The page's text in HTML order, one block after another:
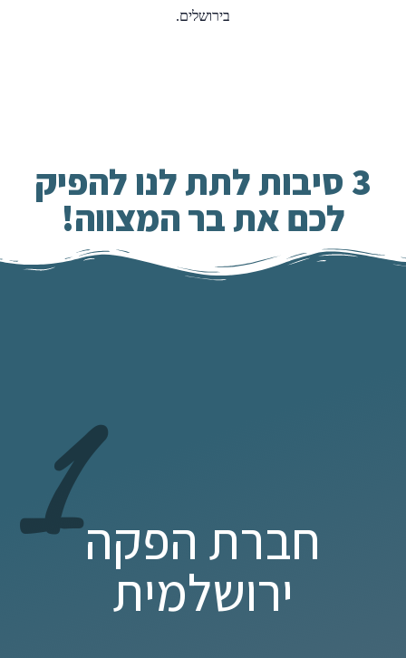
בירושלים.
3 סיבות לתת לנו להפיק
לכם את בר המצווה!
1חברת הפקה
ירושלמית